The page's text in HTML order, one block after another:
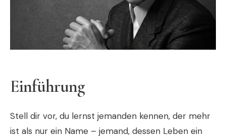
Einführung
Stell dir vor, du lernst jemanden kennen, der mehr
ist als nur ein Name – jemand, dessen Leben ein